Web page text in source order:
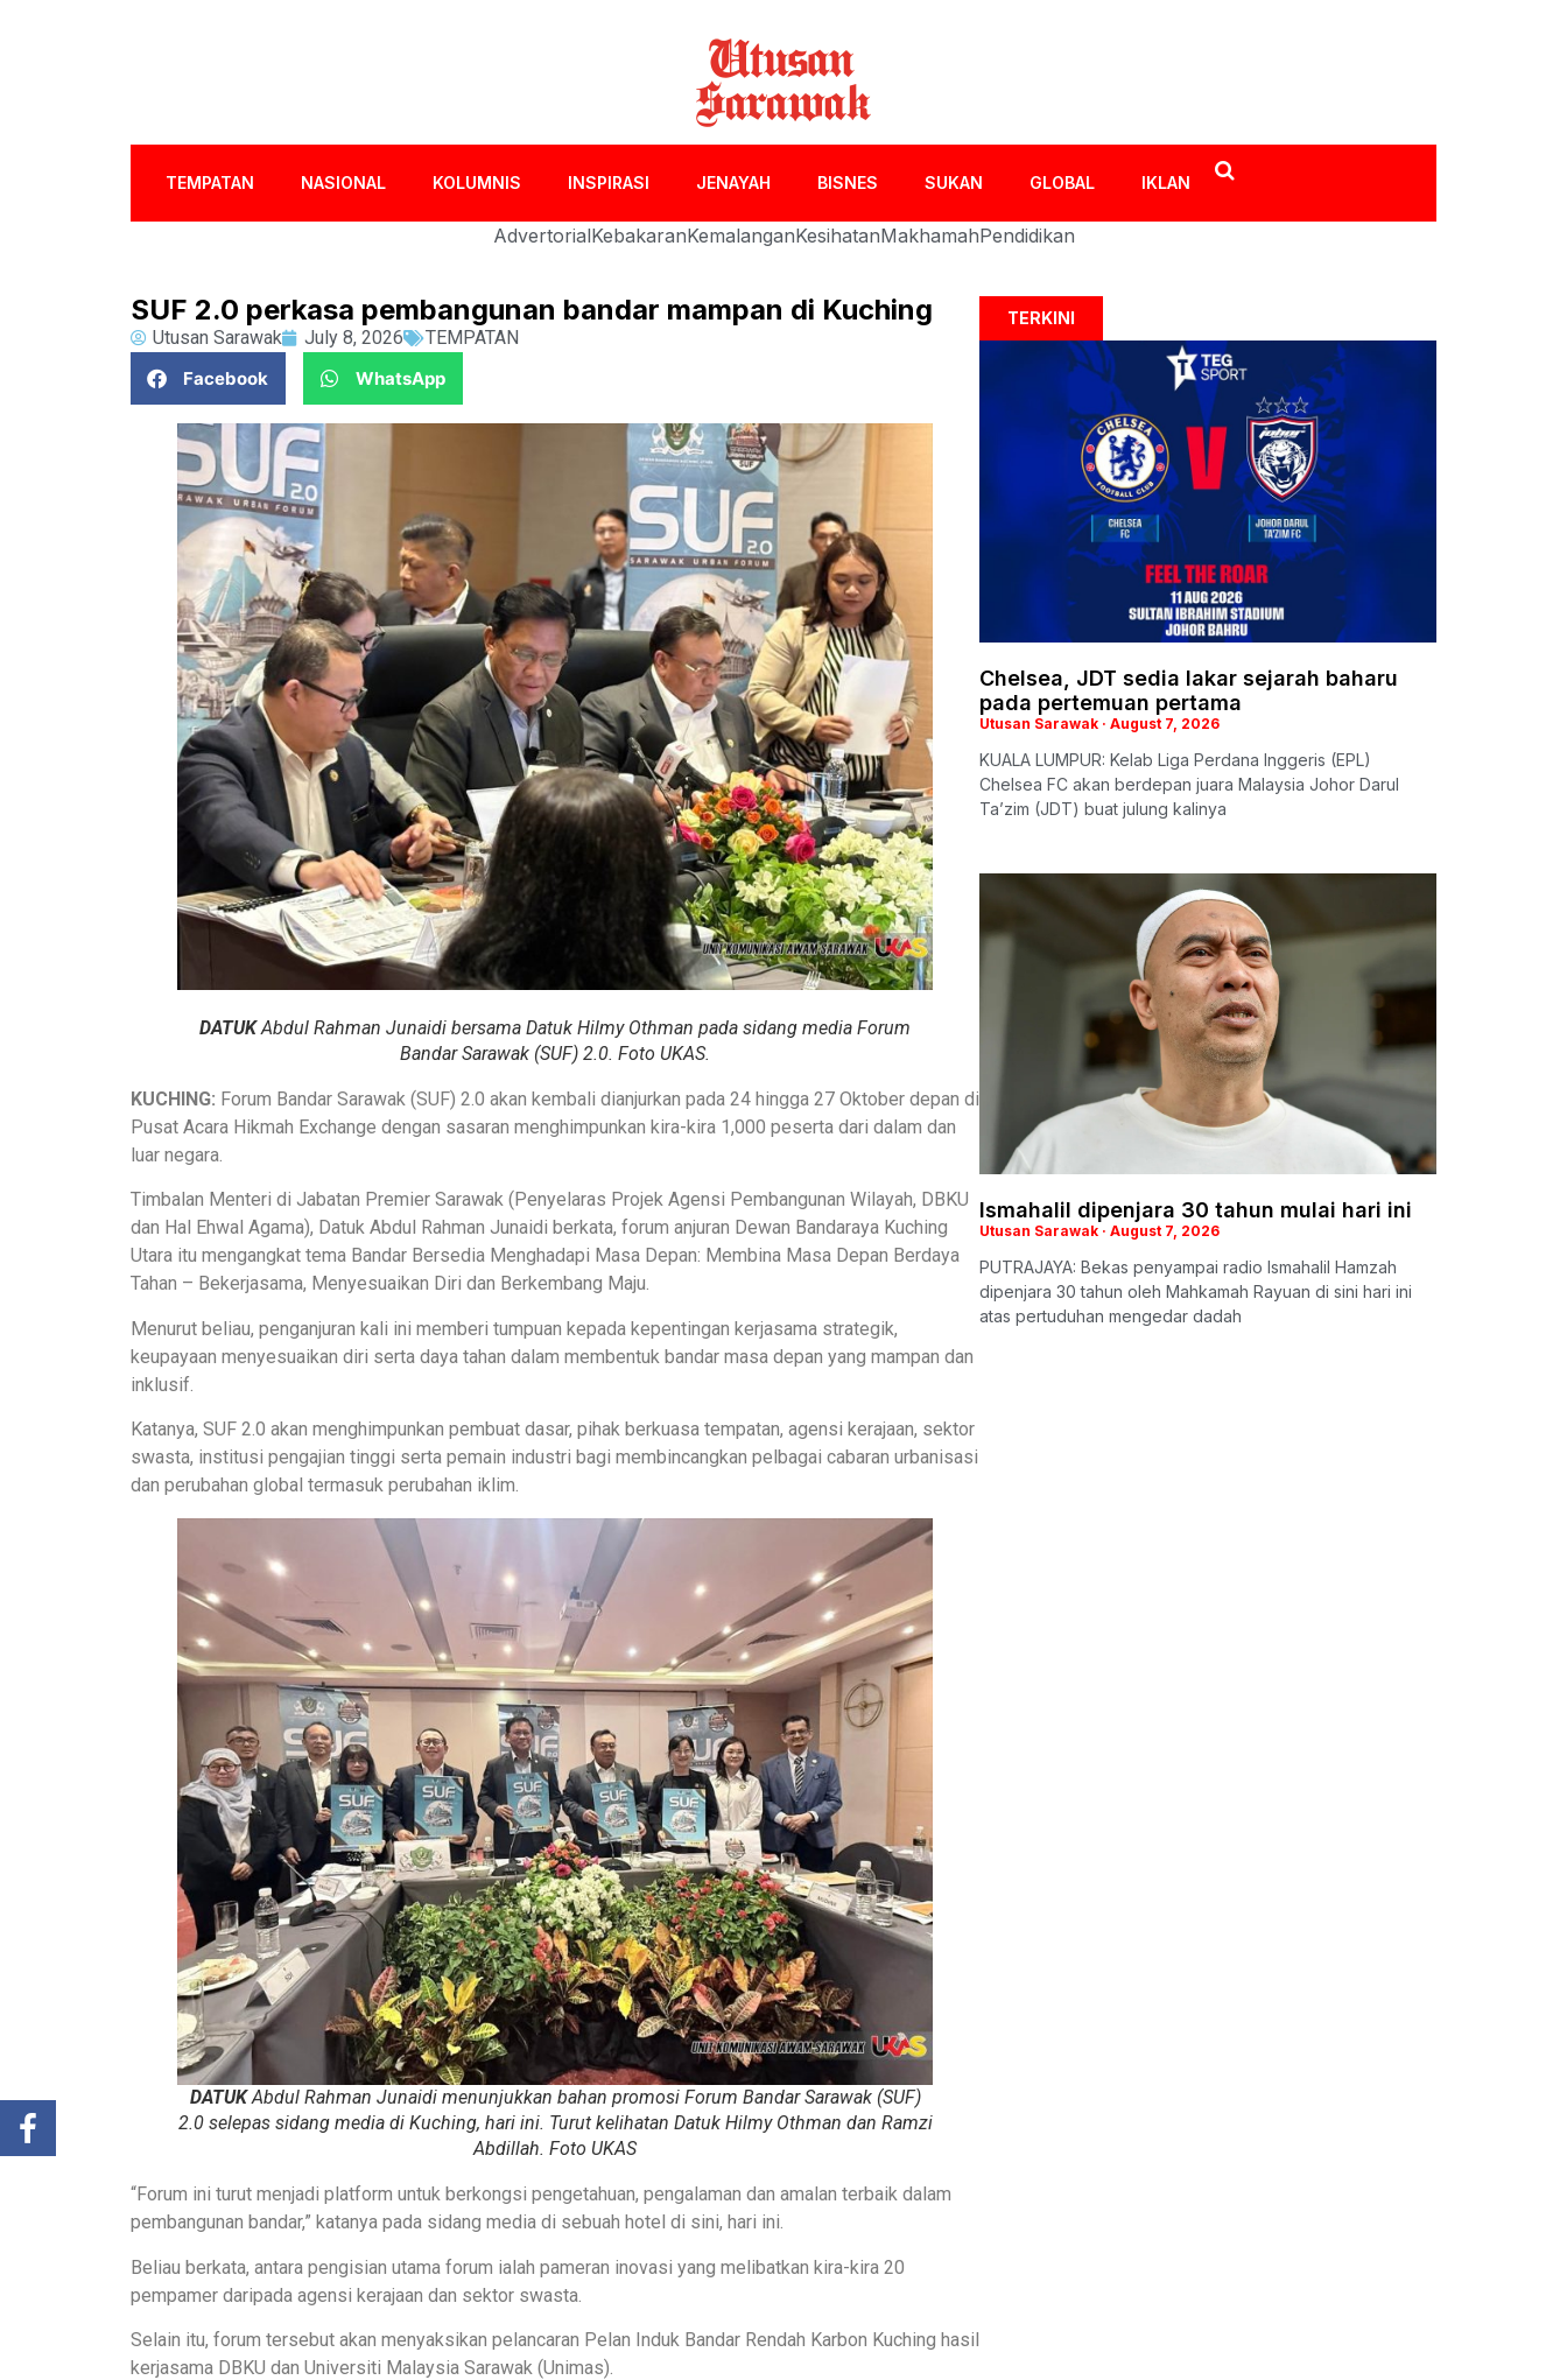
TEMPATAN NASIONAL KOLUMNIS INSPIRASI JENAYAH BISNES SUKAN GLOBAL IKLAN
AdvertorialKebakaranKemalanganKesihatanMakhamahPendidikan
SUF 2.0 perkasa pembangunan bandar mampan di Kuching
Utusan Sarawak July 8, 2026
TEMPATAN
Facebook
WhatsApp
DATUKAbdul Rahman Junaidi bersama Datuk Hilmy Othman pada sidang media Forum
Bandar Sarawak (SUF) 2.0. Foto UKAS.
KUCHING: Forum Bandar Sarawak (SUF) 2.0 akan kembali dianjurkan pada 24 hingga 27 Oktober depan di
Pusat Acara Hikmah Exchange dengan sasaran menghimpunkan kira-kira 1,000 peserta dari dalam dan
luar negara.
Timbalan Menteri di Jabatan Premier Sarawak (Penyelaras Projek Agensi Pembangunan Wilayah, DBKU
dan Hal Ehwal Agama), Datuk Abdul Rahman Junaidi berkata, forum anjuran Dewan Bandaraya Kuching
Utara itu mengangkat tema Bandar Bersedia Menghadapi Masa Depan: Membina Masa Depan Berdaya
Tahan – Bekerjasama, Menyesuaikan Diri dan Berkembang Maju.
Menurut beliau, penganjuran kali ini memberi tumpuan kepada kepentingan kerjasama strategik,
keupayaan menyesuaikan diri serta daya tahan dalam membentuk bandar masa depan yang mampan dan
inklusif.
Katanya, SUF 2.0 akan menghimpunkan pembuat dasar, pihak berkuasa tempatan, agensi kerajaan, sektor
swasta, institusi pengajian tinggi serta pemain industri bagi membincangkan pelbagai cabaran urbanisasi
dan perubahan global termasuk perubahan iklim.
DATUKAbdul Rahman Junaidi menunjukkan bahan promosi Forum Bandar Sarawak (SUF)
2.0 selepas sidang media di Kuching, hari ini. Turut kelihatan Datuk Hilmy Othman dan Ramzi
Abdillah. Foto UKAS
“Forum ini turut menjadi platform untuk berkongsi pengetahuan, pengalaman dan amalan terbaik dalam
pembangunan bandar,” katanya pada sidang media di sebuah hotel di sini, hari ini.
Beliau berkata, antara pengisian utama forum ialah pameran inovasi yang melibatkan kira-kira 20
pempamer daripada agensi kerajaan dan sektor swasta.
Selain itu, forum tersebut akan menyaksikan pelancaran Pelan Induk Bandar Rendah Karbon Kuching hasil
kerjasama DBKU dan Universiti Malaysia Sarawak (Unimas).
TERKINI
Chelsea, JDT sedia lakar sejarah baharu
pada pertemuan pertama
Utusan Sarawak August 7, 2026
KUALA LUMPUR: Kelab Liga Perdana Inggeris (EPL)
Chelsea FC akan berdepan juara Malaysia Johor Darul
Ta’zim (JDT) buat julung kalinya
Ismahalil dipenjara 30 tahun mulai hari ini
Utusan Sarawak August 7, 2026
PUTRAJAYA: Bekas penyampai radio Ismahalil Hamzah
dipenjara 30 tahun oleh Mahkamah Rayuan di sini hari ini
atas pertuduhan mengedar dadah